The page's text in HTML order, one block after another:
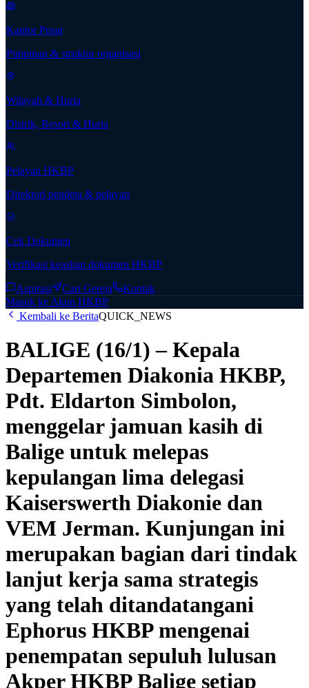
Kantor Pusat
Pimpinan & struktur organisasi
Wilayah & Huria
Distrik, Resort & Huria
Pelayan HKBP
Direktori pendeta & pelayan
Cek Dokumen
Verifikasi keaslian dokumen HKBP
Aspirasi Cari Gereja
Kontak
Masuk ke Akun HKBP
Kembali ke BeritaQUICK_NEWS
BALIGE (16/1) – Kepala
Departemen Diakonia HKBP,
Pdt. Eldarton Simbolon,
menggelar jamuan kasih di
Balige untuk melepas
kepulangan lima delegasi
Kaiserswerth Diakonie dan
VEM Jerman. Kunjungan ini
merupakan bagian dari tindak
lanjut kerja sama strategis
yang telah ditandatangani
Ephorus HKBP mengenai
penempatan sepuluh lulusan
Akper HKBP Balige setiap